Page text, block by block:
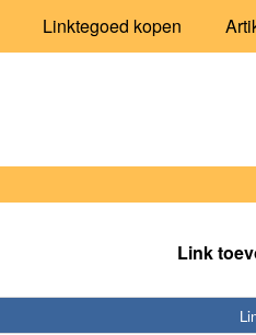
Linktegoed kopen
Link